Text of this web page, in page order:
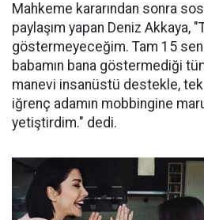
Mahkeme kararından sonra
paylaşım yapan Deniz Akkaya,
göstermeyeceğim. Tam 15
babamın bana göstermediği
manevi insanüstü destekle,
iğrenç adamın mobbingine
yetiştirdim." dedi.